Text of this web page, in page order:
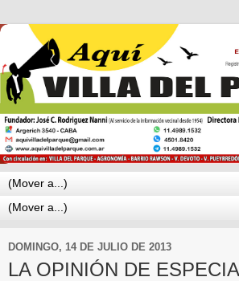
DOMINGO, 14 DE JULIO DE 2013
LA OPINIÓN DE